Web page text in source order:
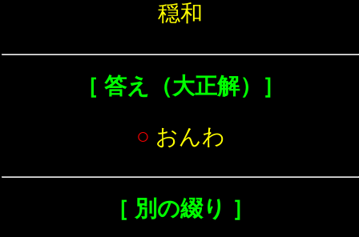
穏和
［ 答え（大正解）］
○ おんわ
［ 別の綴り ］